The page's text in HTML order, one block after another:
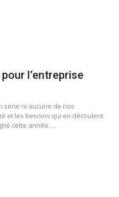
l’entreprise
série ni aucune de nos
et les besoins qui en découlent
cette année …